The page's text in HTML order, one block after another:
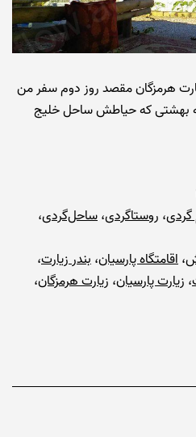
هرمزگان مقصد روز دوم سفر من
بهشتی که حیاطش ساحل خلیج
گردی، روستاگردی، ساحل‌گردی،
، اقامتگاه پارسیان، بندر زیارت،
، زیارت پارسیان، زیارت هرمزگان،